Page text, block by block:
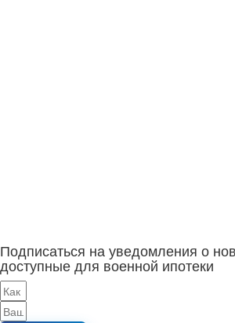
Подписаться на уведомления о
доступные для военной ипотеки